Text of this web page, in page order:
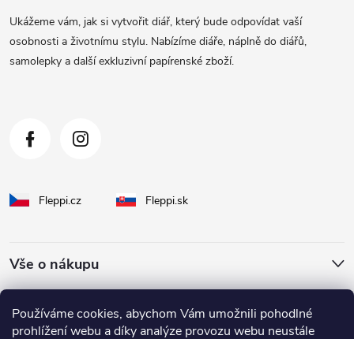
Používáme cookies, abychom Vám umožnili pohodlné
prohlížení webu a díky analýze provozu webu neustále
Ukážeme vám, jak si vytvořit diář, který bude odpovídat vaší
osobnosti a životnímu stylu. Nabízíme diáře, náplně do diářů,
samolepky a další exkluzivní papírenské zboží.
Fleppi.cz Fleppi.sk
Vše o nákupu
O Fleppi